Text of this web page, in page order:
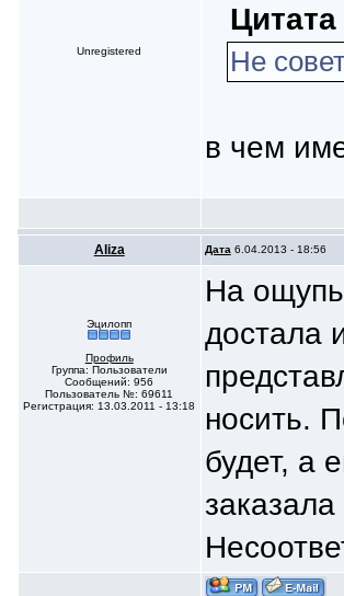
Unregistered
Цитата
Не
в чем
Aliza Дата 6.04.2013 - 18:56
Эцилопп
Профиль
Группа: Пользователи
Сообщений: 956
Пользователь №: 69611
Регистрация: 13.03.2011 - 13:18
На ощупь
достала
носить.
будет, а